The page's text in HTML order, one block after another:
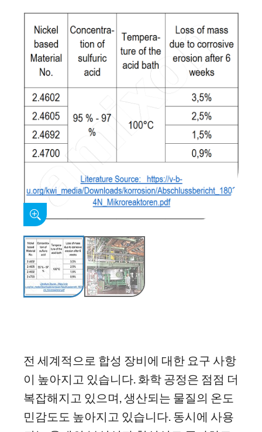
전 세계적으로 합성 장비에 대한 요구 사항
이 높아지고 있습니다. 화학 공정은 점점 더
복잡해지고 있으며, 생산되는 물질의 온도
민감도도 높아지고 있습니다. 동시에 사용